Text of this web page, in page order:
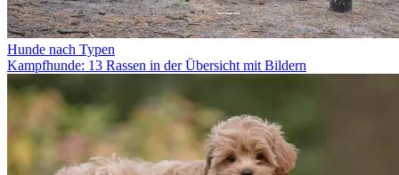
Hunde nach Typen
Kampfhunde: 13 Rassen in der Übersicht mit Bildern